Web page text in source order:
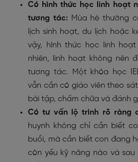
Có hình thức học linh hoạt
tương tác: Mùa hè thường
lịch sinh hoạt, du lịch hoặc
vậy, hình thức học linh
nhiên, linh hoạt không nên
tương tác. Một khóa học
vẫn cần có giáo viên theo
bài tập, chấm chữa và đánh
Có tư vấn lộ trình rõ ràng
huynh không chỉ cần biết
buổi, mà cần biết con đang
còn yếu kỹ năng nào và